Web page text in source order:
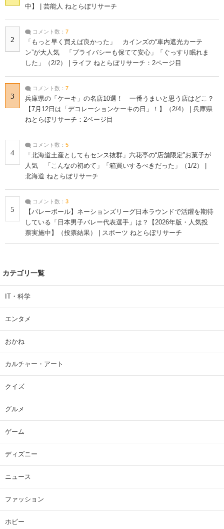
中】 | 芸能人 ねとらぼリサーチ
2
コメント数： 7
「もっと早く買えば良かった」 カインズの“車内遮光カーテ
ン”が大人気 「プライバシーも保てて安心」「ぐっすり眠れま
した」（2/2） | ライフ ねとらぼリサーチ：2ページ目
3
コメント数： 7
兵庫県の「ケーキ」の名店10選！ 一番うまいと思う店はどこ？
【7月12日は「デコレーションケーキの日」！】（2/4） | 兵庫県
ねとらぼリサーチ：2ページ目
4
コメント数： 5
「北海道土産としてもセンス抜群」六花亭の“店舗限定”お菓子が
人気 「こんなの初めて」「箱買いするべきだった」（1/2） |
北海道 ねとらぼリサーチ
5
コメント数： 3
【バレーボール】ネーションズリーグ日本ラウンドで活躍を期待
している「日本男子バレー代表選手」は？【2026年版・人気投
票実施中】（投票結果） | スポーツ ねとらぼリサーチ
カテゴリ一覧
IT・科学
エンタメ
おかね
カルチャー・アート
クイズ
グルメ
ゲーム
ディズニー
ニュース
ファッション
ホビー